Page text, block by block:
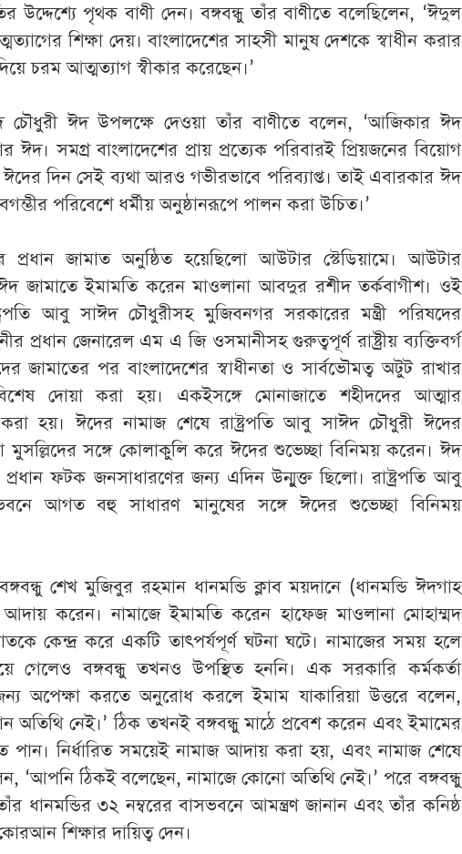
উদ্দেশ্যে পৃথক বাণী দেন। বঙ্গবন্ধু তাঁর বাণীতে বলেছিলেন, ‘ঈদুল
শিক্ষা দেয়। বাংলাদেশের সাহসী মানুষ দেশকে স্বাধীন করার
চরম আত্মত্যাগ স্বীকার করেছেন।’
চৌধুরী ঈদ উপলক্ষে দেওয়া তাঁর বাণীতে বলেন, ‘আজিকার ঈদ
ঈদ। সমগ্র বাংলাদেশের প্রায় প্রত্যেক পরিবারই প্রিয়জনের বিয়োগ
ঈদের দিন সেই ব্যথা আরও গভীরভাবে পরিব্যাপ্ত। তাই এবারকার ঈদ
পরিবেশে ধর্মীয় অনুষ্ঠানরূপে পালন করা উচিত।’
প্রধান জামাত অনুষ্ঠিত হয়েছিলো আউটার স্টেডিয়ামে। আউটার
জামাতে ইমামতি করেন মাওলানা আবদুর রশীদ তর্কবাগীশ। ওই
আবু সাঈদ চৌধুরীসহ মুজিবনগর সরকারের মন্ত্রী পরিষদের
প্রধান জেনারেল এম এ জি ওসমানীসহ গুরুত্বপূর্ণ রাষ্ট্রীয় ব্যক্তিবর্গ
জামাতের পর বাংলাদেশের স্বাধীনতা ও সার্বভৌমত্ব অটুট রাখার
দোয়া করা হয়। একইসঙ্গে মোনাজাতে শহীদদের আত্মার
করা হয়। ঈদের নামাজ শেষে রাষ্ট্রপতি আবু সাঈদ চৌধুরী ঈদের
মুসল্লিদের সঙ্গে কোলাকুলি করে ঈদের শুভেচ্ছা বিনিময় করেন। ঈদ
প্রধান ফটক জনসাধারণের জন্য এদিন উন্মুক্ত ছিলো। রাষ্ট্রপতি আবু
আগত বহু সাধারণ মানুষের সঙ্গে ঈদের শুভেচ্ছা বিনিময়
বঙ্গবন্ধু শেখ মুজিবুর রহমান ধানমন্ডি ক্লাব ময়দানে(ধানমন্ডি ঈদগাহ
আদায় করেন। নামাজে ইমামতি করেন হাফেজ মাওলানা মোহাম্মদ
কেন্দ্র করে একটি তাৎপর্যপূর্ণ ঘটনা ঘটে। নামাজের সময় হলে
গেলেও বঙ্গবন্ধু তখনও উপস্থিত হননি। এক সরকারি কর্মকর্তা
অপেক্ষা করতে অনুরোধ করলে ইমাম যাকারিয়া উত্তরে বলেন,
অতিথি নেই।’ ঠিক তখনই বঙ্গবন্ধু মাঠে প্রবেশ করেন এবং ইমামের
পান। নির্ধারিত সময়েই নামাজ আদায় করা হয়, এবং নামাজ শেষে
, ‘আপনি ঠিকই বলেছেন,নামাজে কোনো অতিথি নেই।’পরে বঙ্গবন্ধু
ধানমন্ডির ৩২ নম্বরের বাসভবনে আমন্ত্রণ জানান এবং তাঁর কনিষ্ঠ
শিক্ষার দায়িত্ব দেন।